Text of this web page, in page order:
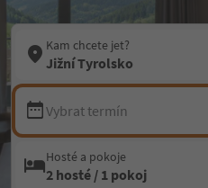
Kam chcete jet?
Jižní Tyrolsko
Vybrat termín
Hosté a pokoje
2 hosté / 1 pokoj